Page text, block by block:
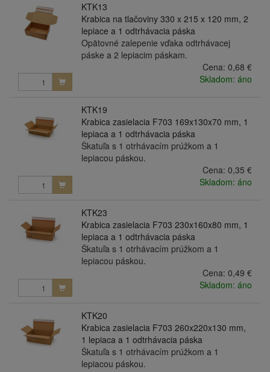
KTK13
Krabica na tlačoviny 330 x 215 x 120 mm, 2
lepiace a 1 odtrhávacia páska
Opätovné zalepenie vďaka odtrhávacej
páske a 2 lepiacim páskam.
Cena: 0,68 €
Skladom: áno
KTK19
Krabica zasielacia F703 169x130x70 mm, 1
lepiaca a 1 odtrhávacia páska
Škatuľa s 1 otrhávacím prúžkom a 1
lepiacou páskou.
Cena: 0,35 €
Skladom: áno
KTK23
Krabica zasielacia F703 230x160x80 mm, 1
lepiaca a 1 odtrhávacia páska
Škatuľa s 1 otrhávacím prúžkom a 1
lepiacou páskou.
Cena: 0,49 €
Skladom: áno
KTK20
Krabica zasielacia F703 260x220x130 mm,
1 lepiaca a 1 odtrhávacia páska
Škatuľa s 1 otrhávacím prúžkom a 1
lepiacou páskou.